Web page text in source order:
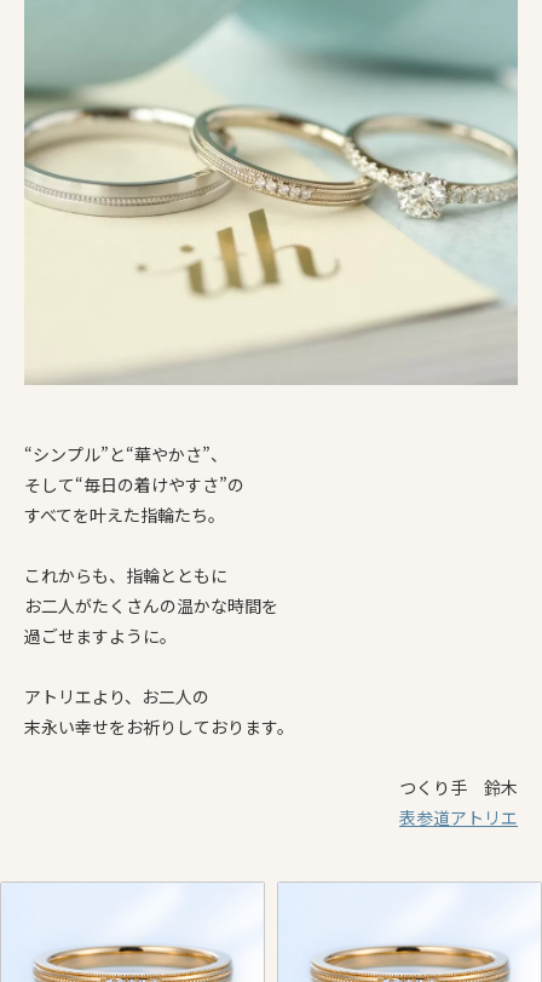
“シンプル”と“華やかさ”、
そして“毎日の着けやすさ”の
すべてを叶えた指輪たち。
これからも、指輪とともに
お二人がたくさんの温かな時間を
過ごせますように。
アトリエより、お二人の
末永い幸せをお祈りしております。
つくり手 鈴木
表参道アトリエ